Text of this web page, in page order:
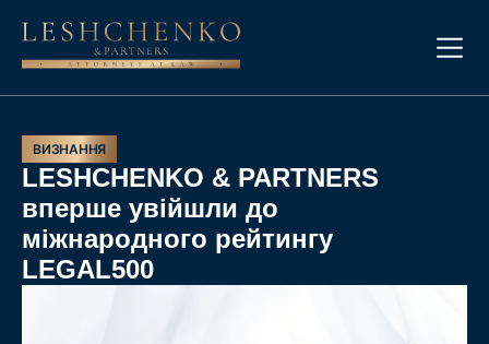
ВИЗНАННЯ
LESHCHENKO & PARTNERS
вперше увійшли до
міжнародного рейтингу
LEGAL500